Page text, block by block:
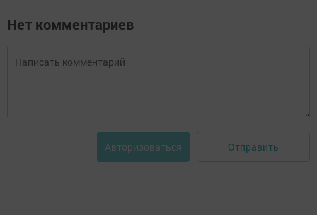
Нет комментариев
Авторизоваться Отправить